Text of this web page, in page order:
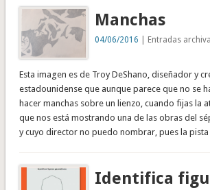
Manchas
04/06/2016 | Entradas
Esta imagen es de Troy DeShano, diseñador y
estadounidense que aunque parece que no se
hacer manchas sobre un lienzo, cuando fijas la
que nos está mostrando una de las obras del
y cuyo director no puedo nombrar, pues la
Identifica